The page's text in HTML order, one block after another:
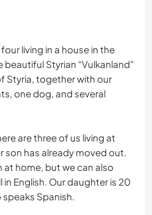
living in a house in the
Styrian “Vulkanland”
Styria, together with our
one dog, and several
are three of us living at
son has already moved out.
at home, but we can also
English. Our daughter is 20
Spanish.